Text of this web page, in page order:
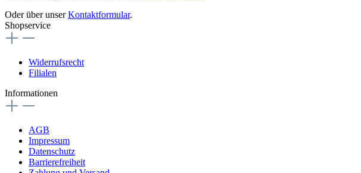
Oder über unserKontaktformular.
Shopservice
Widerrufsrecht
Filialen
Informationen
AGB
Impressum
Datenschutz
Barrierefreiheit